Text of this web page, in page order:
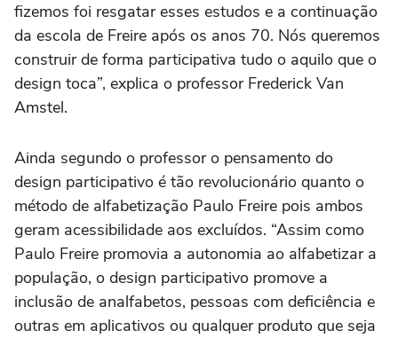
fizemos foi resgatar esses estudos e a continuação
da escola de Freire após os anos 70. Nós queremos
construir de forma participativa tudo o aquilo que o
design toca”, explica o professor Frederick Van
Amstel.
Ainda segundo o professor o pensamento do
design participativo é tão revolucionário quanto o
método de alfabetização Paulo Freire pois ambos
geram acessibilidade aos excluídos. “Assim como
Paulo Freire promovia a autonomia ao alfabetizar a
população, o design participativo promove a
inclusão de analfabetos, pessoas com deficiência e
outras em aplicativos ou qualquer produto que seja